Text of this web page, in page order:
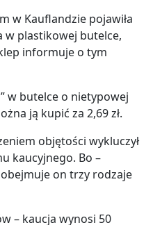
w Kauflandzie pojawiła
w plastikowej butelce,
informuje o tym
w butelce o nietypowej
ją kupić za 2,69 zł.
objętości wykluczył
kaucyjnego. Bo –
on trzy rodzaje
– kaucja wynosi 50